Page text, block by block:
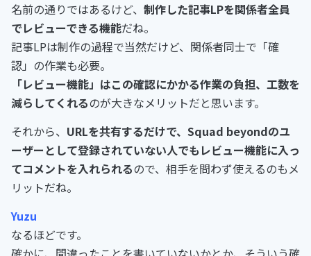
名前の通りではあるけど、 制作した記事LPを関係者全員
でレビューできる機能だね。
記事LPは制作の過程で当然だけど、関係者同士で「確
認」の作業も必要。
「レビュー機能」はこの確認にかかる作業の負担、工数を
減らしてくれるのが大きなメリットだと思います。
それから、 URLを共有するだけで、Squad beyondのユ
ーザーとして登録されていない人でもレビュー機能に入っ
てコメントを入れられるので、相手を問わず使えるのもメ
リットだね。
Yuzu
なるほどです。